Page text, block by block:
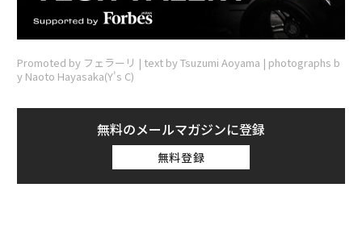
Promoted by フェラーリ | text by Tsuzumi Aoyama | photographs b
y Naoto Hayasaka(Y's C)
無料のメールマガジンに登録
無料登録